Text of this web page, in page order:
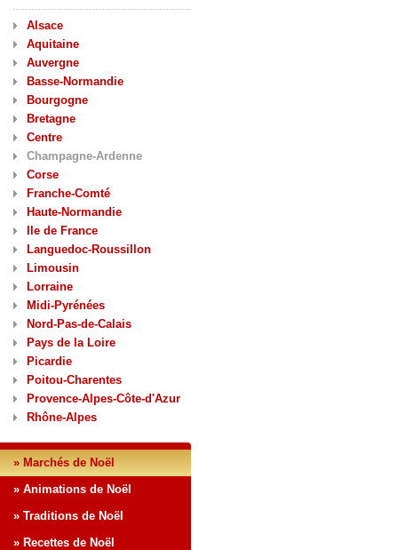
Alsace
Aquitaine
Auvergne
Basse-Normandie
Bourgogne
Bretagne
Centre
Champagne-Ardenne
Corse
Franche-Comté
Haute-Normandie
Ile de France
Languedoc-Roussillon
Limousin
Lorraine
Midi-Pyrénées
Nord-Pas-de-Calais
Pays de la Loire
Picardie
Poitou-Charentes
Provence-Alpes-Côte-d'Azur
Rhône-Alpes
» Marchés de Noël
» Animations de Noël
» Traditions de Noël
» Recettes de Noël